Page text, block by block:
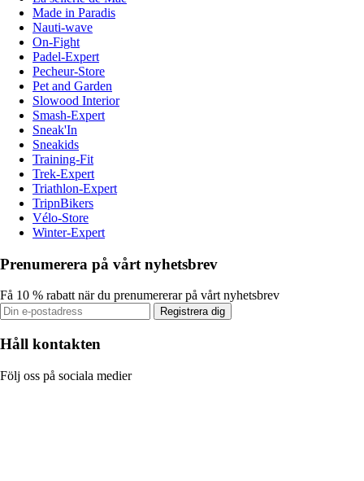
Made in Paradis
Nauti-wave
On-Fight
Padel-Expert
Pecheur-Store
Pet and Garden
Slowood Interior
Smash-Expert
Sneak'In
Sneakids
Training-Fit
Trek-Expert
Triathlon-Expert
TripnBikers
Vélo-Store
Winter-Expert
Prenumerera på vårt nyhetsbrev
Få 10 % rabatt när du prenumererar på vårt nyhetsbrev
Registrera dig
Håll kontakten
Följ oss på sociala medier